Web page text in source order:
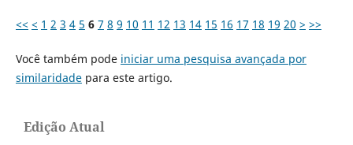
<< < 1 2 3 4 5 6 7 8 9 10 11 12 13 14 15 16 17 18 19 20 > >>
Você também pode iniciar uma pesquisa avançada por
similaridadepara este artigo.
Edição Atual